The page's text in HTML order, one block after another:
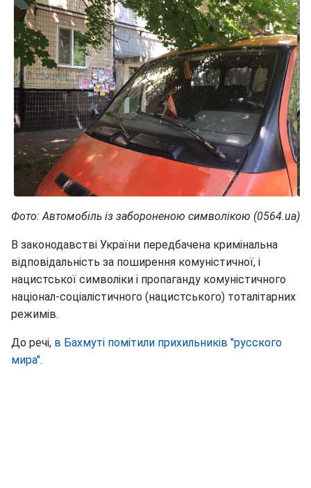
Фото: Автомобіль із забороненою символікою (0564.ua)
В законодавстві України передбачена кримінальна
відповідальність за поширення комуністичної, і
нацистської символіки і пропаганду комуністичного
націонал-соціалістичного (нацистського) тоталітарних
режимів.
До речі, в Бахмуті помітили прихильників "русского
мира".